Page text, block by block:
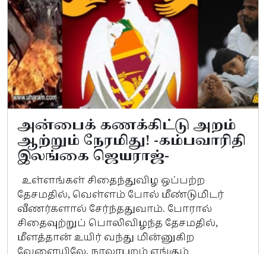
அன்பைக் கணக்கிட்டு அறம்
ஆற்றும் நேரமிது! -கம்பவாரிதி
இலங்கை ஜெயராஜ்-
உள்ளங்கள் சிதைந்துவிழ ஒப்பற்ற
தேசமதில், வெள்ளம் போல் மீண்டுமிடர்
வீணர்களால் சேர்ந்ததுவாம். போரால்
சிதைவுற்றுப் பொலிவிழந்த தேசமதில்,
மீளத்தான் உயிர் வந்து மின்னுகிற